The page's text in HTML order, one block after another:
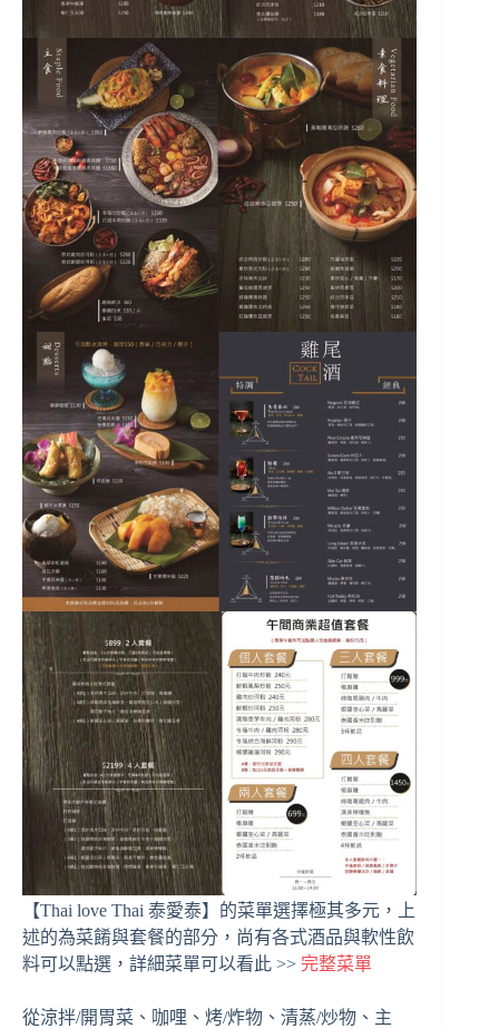
【Thai love Thai 泰愛泰】的菜單選擇極其多元，上
述的為菜餚與套餐的部分，尚有各式酒品與軟性飲
料可以點選，詳細菜單可以看此 >> 完整菜單
從涼拌/開胃菜、咖哩、烤/炸物、清蒸/炒物、主